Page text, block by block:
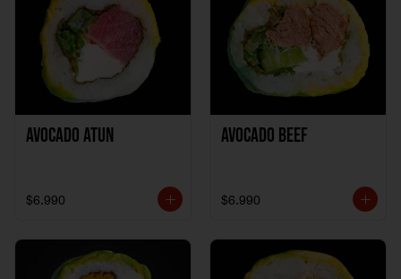
Avocado Atun
$6.990
Avocado Beef
$6.990